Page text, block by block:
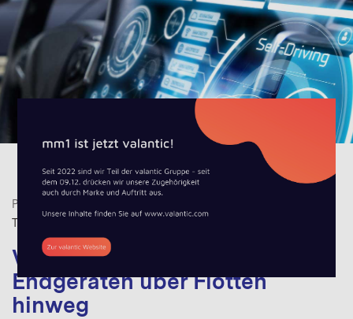
PROJEKTBEISPIELE
TELECOMMUNICATIONS
Vernetzung von mobilen
Endgeräten über Flotten
hinweg